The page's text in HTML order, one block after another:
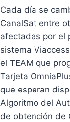
Cada día se
CanalSat entre
afectadas por el
sistema
el TEAM que
Tarjeta
que esperan
Algoritmo del
de obtención de